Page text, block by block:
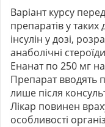
Варіант курсу
препаратів у
інсулін у дозі,
анаболічні
Енанат по 250 мг
Препарат вводять
лише після
Лікар повинен
особливості